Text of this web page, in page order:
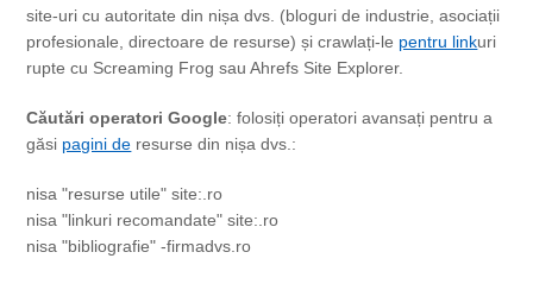
site-uri cu autoritate din nișa dvs. (bloguri de industrie, asociații
profesionale, directoare de resurse) și crawlați-le pentru linkuri
rupte cu Screaming Frog sau Ahrefs Site Explorer.
Căutări operatori Google: folosiți operatori avansați pentru a
găsi pagini de resurse din nișa dvs.:
nisa "resurse utile" site:.ro
nisa "linkuri recomandate" site:.ro
nisa "bibliografie" -firmadvs.ro